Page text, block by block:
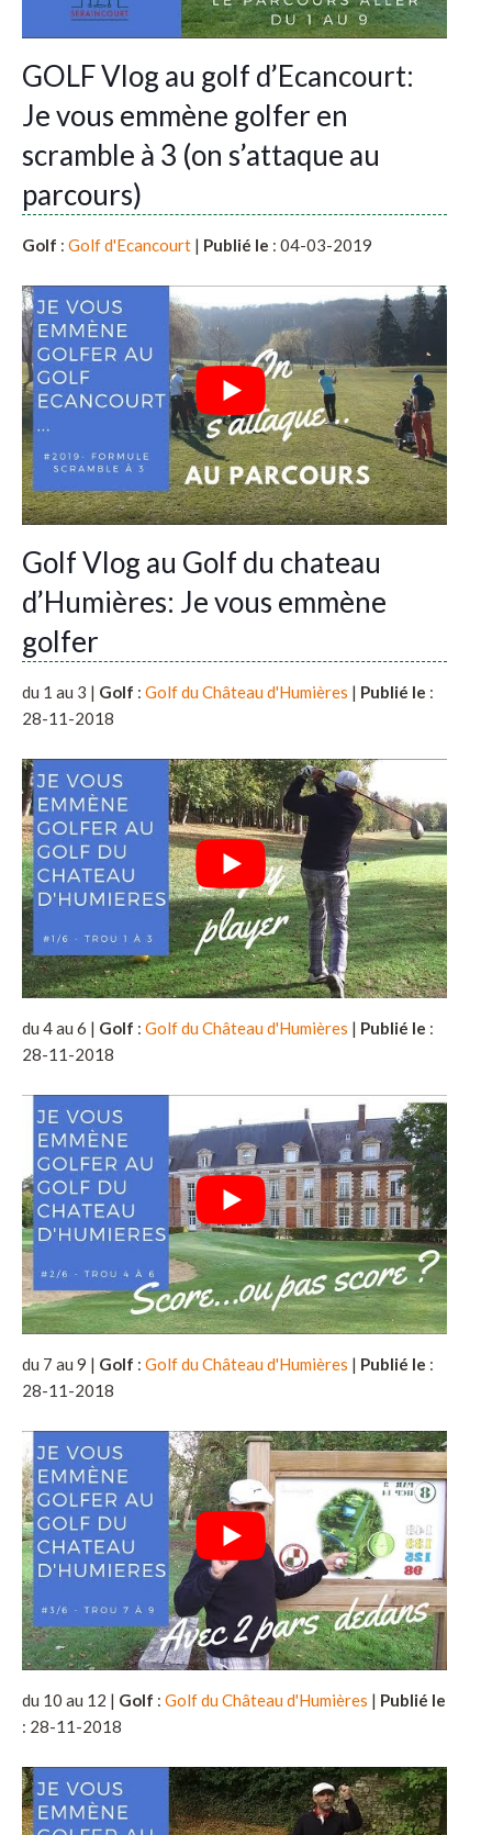
GOLF Vlog au golf d’Ecancourt:
Je vous emmène golfer en
scramble à 3 (on s’attaque au
parcours)
Golf : Golf d'Ecancourt | Publié le : 04-03-2019
Golf Vlog au Golf du chateau
d’Humières: Je vous emmène
golfer
du 1 au 3 | Golf : Golf du Château d'Humières | Publié le :
28-11-2018
du 4 au 6 | Golf : Golf du Château d'Humières | Publié le :
28-11-2018
du 7 au 9 | Golf : Golf du Château d'Humières | Publié le :
28-11-2018
du 10 au 12 | Golf : Golf du Château d'Humières | Publié le
: 28-11-2018